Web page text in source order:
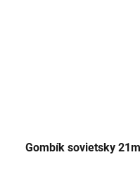
Gombík sovietsky